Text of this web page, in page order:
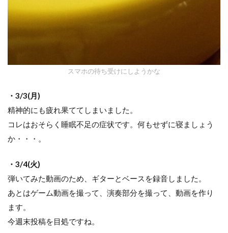
スマホの待ち受けにしようかな
・3/3(月)
精神的にも疲れ果ててしまいました。
コレはおそらく睡眠不足の症状です。何もせずに寝ましょう
か・・・。
・3/4(火)
弾いてみた動画のため、ギターとベースを録音しました。
あとはゲーム動画を撮って、演奏部分を撮って、動画を作り
ます。
今週末投稿を目処ですね。